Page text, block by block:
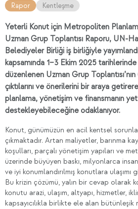
Rapor Kentleşme
Yeterli Konut için Metropoliten
Uzman Grup Toplantısı Raporu, UN-
Belediyeler Birliği iş birliğiyle
kapsamında 1–3 Ekim 2025
düzenlenen Uzman Grup
çıktılarını ve önerilerini bir araya
planlama, yönetişim ve finansmanın
destekleyebileceğine odaklanıyor.
Konut, günümüzün en acil kentsel
çıkmaktadır. Artan maliyetler, barınma
koşulları, parçalı yönetişim yapıları ve
üzerinde büyüyen baskı, milyonlarca
ve iyi konumlandırılmış konutlara ulaşımı
Bu krizin çözümü, yalın bir cevap olarak
konutu arazi, ulaşım, altyapı, hizmetler,
kapsayıcılıkla birlikte ele alan